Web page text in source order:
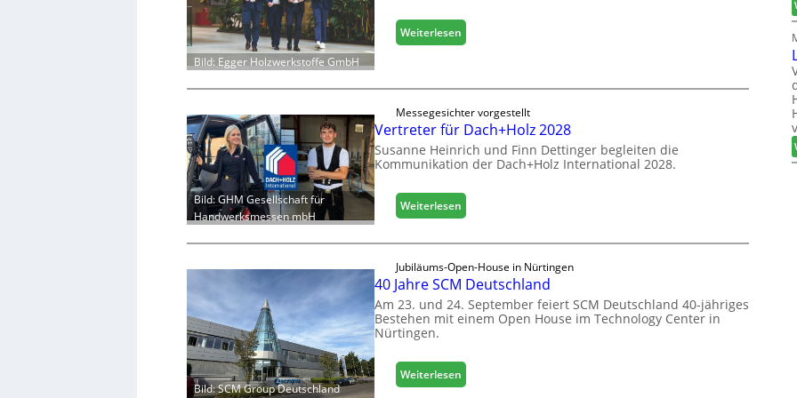
s
i
t
c
h
n
o
g
i
s
i
k
e
r
e
c
Bild: Egger Holzwerkstoffe GmbH
Weiterlesen:
E
r
S
t
b
i
s
G
s
ä
f
Bild: GHM Gesellschaft für
Handwerksmessen mbH
Messegesichter vorgestellt
Vertreter für Dach+Holz 2028
Susanne Heinrich und Finn Dettinger begleiten die
Kommunikation der Dach+Holz International 2028.
Weiterlesen:
V
t
r
e
t
f
ü
Bild: SCM Group Deutschland
Jubiläums-Open-House in Nürtingen
40 Jahre SCM Deutschland
Am 23. und 24. September feiert SCM Deutschland 40-jähriges
Bestehen mit einem Open House im Technology Center in
Nürtingen.
Weiterlesen:
4